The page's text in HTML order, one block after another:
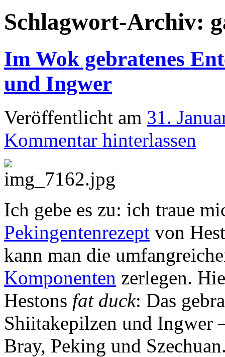
Schlagwort-Archiv:
Im Wok gebratenes
und Ingwer
Veröffentlicht am 31.
Kommentar hinterlassen
Ich gebe es zu: ich traue
Pekingentenrezept von
kann man die
Komponenten zerlegen.
Hestons fat duck: Das
Shiitakepilzen und Ingwer
Bray, Peking und